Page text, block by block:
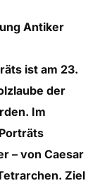
Antiker
ist am 23.
der
Im
– von Caesar
Ziel